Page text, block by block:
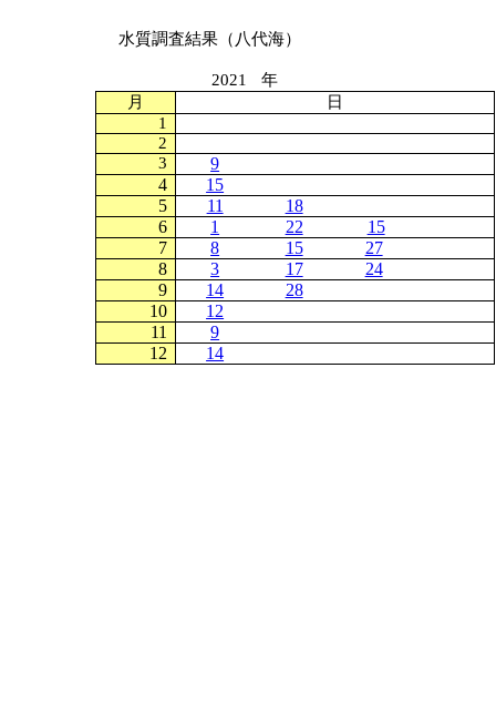
水質調査結果（八代海）
2021
年
月
日
1
2
3
9
4
15
5
11
18
6
1 22
15
7
8 15
27
8
3 17
24
9
14
28
10
12
11
9
12
14